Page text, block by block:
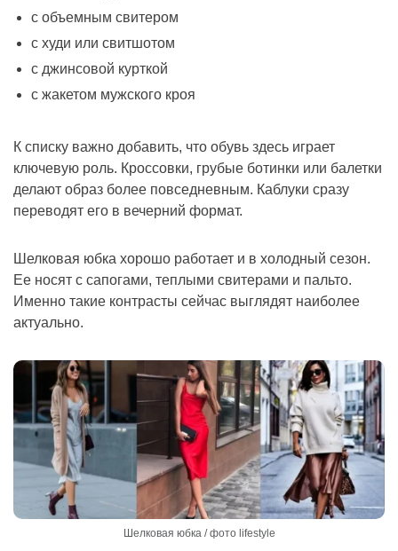
с объемным свитером
с худи или свитшотом
с джинсовой курткой
с жакетом мужского кроя
К списку важно добавить, что обувь здесь играет
ключевую роль. Кроссовки, грубые ботинки или балетки
делают образ более повседневным. Каблуки сразу
переводят его в вечерний формат.
Шелковая юбка хорошо работает и в холодный сезон.
Ее носят с сапогами, теплыми свитерами и пальто.
Именно такие контрасты сейчас выглядят наиболее
актуально.
Шелковая юбка / фото lifestyle